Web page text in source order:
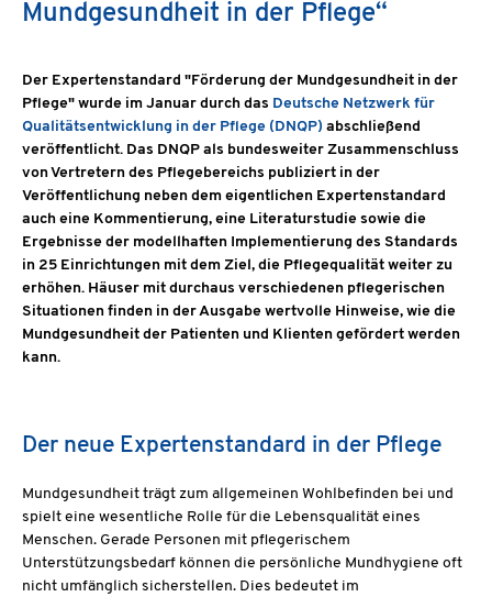
Mundgesundheit in der Pflege“
Der Expertenstandard "Förderung der Mundgesundheit in der
Pflege" wurde im Januar durch das Deutsche Netzwerk für
Qualitätsentwicklung in der Pflege (DNQP) abschließend
veröffentlicht. Das DNQP als bundesweiter Zusammenschluss
von Vertretern des Pflegebereichs publiziert in der
Veröffentlichung neben dem eigentlichen Expertenstandard
auch eine Kommentierung, eine Literaturstudie sowie die
Ergebnisse der modellhaften Implementierung des Standards
in 25 Einrichtungen mit dem Ziel, die Pflegequalität weiter zu
erhöhen. Häuser mit durchaus verschiedenen pflegerischen
Situationen finden in der Ausgabe wertvolle Hinweise, wie die
Mundgesundheit der Patienten und Klienten gefördert werden
kann.
Der neue Expertenstandard in der Pflege
Mundgesundheit trägt zum allgemeinen Wohlbefinden bei und
spielt eine wesentliche Rolle für die Lebensqualität eines
Menschen. Gerade Personen mit pflegerischem
Unterstützungsbedarf können die persönliche Mundhygiene oft
nicht umfänglich sicherstellen. Dies bedeutet im